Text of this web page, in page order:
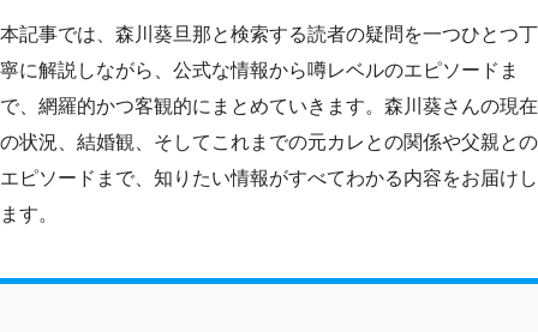
本記事では、森川葵旦那と検索する読者の疑問を一つひとつ丁
寧に解説しながら、公式な情報から噂レベルのエピソードま
で、網羅的かつ客観的にまとめていきます。森川葵さんの現在
の状況、結婚観、そしてこれまでの元カレとの関係や父親との
エピソードまで、知りたい情報がすべてわかる内容をお届けし
ます。